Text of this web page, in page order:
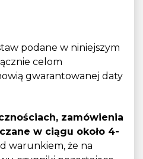
podane w niniejszym
celom
gwarantowanej daty
zamówienia
w ciągu około 4-
warunkiem, że na